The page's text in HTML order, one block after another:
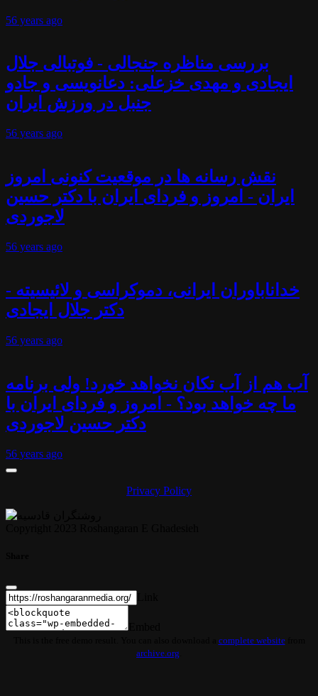
56 years ago
بررسی مناظره جنجالی - فوتبالی جلال
ایجادی و مهدی خزعلی: دعانویسی و جادو
جنبل در ورزش ایران
56 years ago
نقش رسانه ها در موقعیت کنونی امروز
ایران - امروز و فردای ایران با دکتر حسین
لاجوردی
56 years ago
خداناباوران ایرانی، دموکراسی و لائیسیته -
دکتر جلال ایجادی
56 years ago
آب هم از آب تکان نخواهد خورد! ولی برنامه
ما چه خواهد بود؟ - امروز و فردای ایران با
دکتر حسین لاجوردی
56 years ago
Privacy Policy
complete websitefrom
archive.org